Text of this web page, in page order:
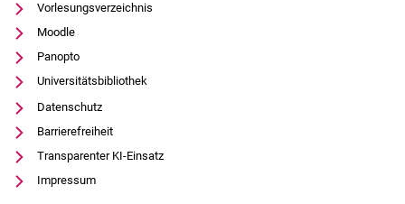
Vorlesungsverzeichnis
Moodle
Panopto
Universitätsbibliothek
Datenschutz
Barrierefreiheit
Transparenter KI-Einsatz
Impressum